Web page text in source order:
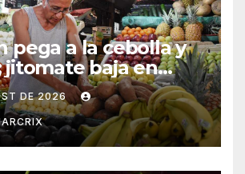
pega a la cebolla y
jitomate baja en
DE 2026